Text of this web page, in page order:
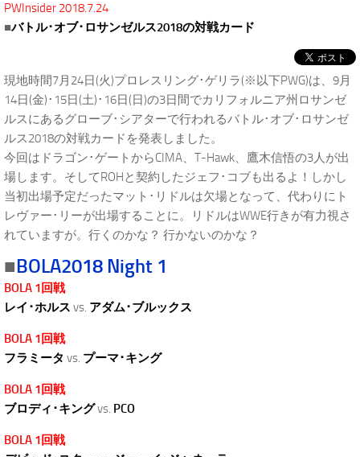
PWInsider 2018.7.24
■バトル･オブ･ロサンゼルス2018の対戦カード
現地時間7月24日(火)プロレスリング･ゲリラ(※以下PWG)は、9月
14日(金)･15日(土)･16日(日)の3日間でカリフォルニア州ロサンゼ
ルスにあるグローブ･シアターで行われるバトル･オブ･ロサンゼ
ルス2018の対戦カードを発表しました。
今回はドラゴン･ゲートからCIMA、T-Hawk、鷹木信悟の3人が出
場します。そしてROHと契約したジェフ･コブも出るよ！しかし
当初出場予定だったマット･リドルは欠場となって、代わりにト
レヴァー･リーが出場することに。リドルはWWE行きが有力視さ
れていますが。行くのかな？ 行かないのかな？
■BOLA2018 Night 1
BOLA 1回戦
レイ･ホルス vs. アダム･ブルックス
BOLA 1回戦
フラミータ vs. プーマ･キング
BOLA 1回戦
ブロディ･キングvs. PCO
BOLA 1回戦